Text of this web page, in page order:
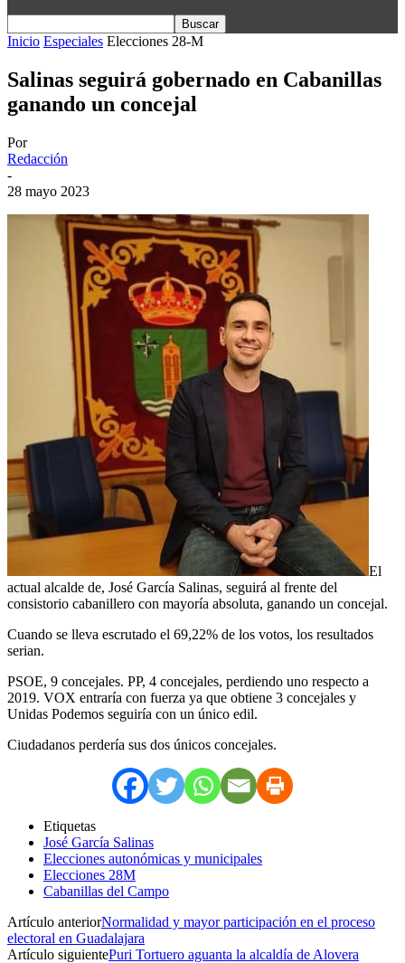
Inicio Especiales Elecciones 28-M
Salinas seguirá gobernado en Cabanillas
ganando un concejal
Por
Redacción
-
28 mayo 2023
El
actual alcalde de, José García Salinas, seguirá al frente del
consistorio cabanillero con mayoría absoluta, ganando un concejal.
Cuando se lleva escrutado el 69,22% de los votos, los resultados
serian.
PSOE, 9 concejales. PP, 4 concejales, perdiendo uno respecto a
2019. VOX entraría con fuerza ya que obtiene 3 concejales y
Unidas Podemos seguiría con un único edil.
Ciudadanos perdería sus dos únicos concejales.
Etiquetas
José García Salinas
Elecciones autonómicas y municipales
Elecciones 28M
Cabanillas del Campo
Artículo anteriorNormalidad y mayor participación en el proceso
electoral en Guadalajara
Artículo siguientePuri Tortuero aguanta la alcaldía de Alovera